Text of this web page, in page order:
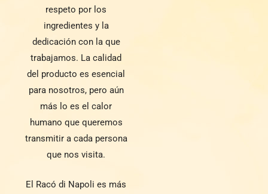
respeto por los
ingredientes y la
dedicación con la que
trabajamos. La calidad
del producto es esencial
para nosotros, pero aún
más lo es el calor
humano que queremos
transmitir a cada persona
que nos visita.
El Racó di Napoli es más